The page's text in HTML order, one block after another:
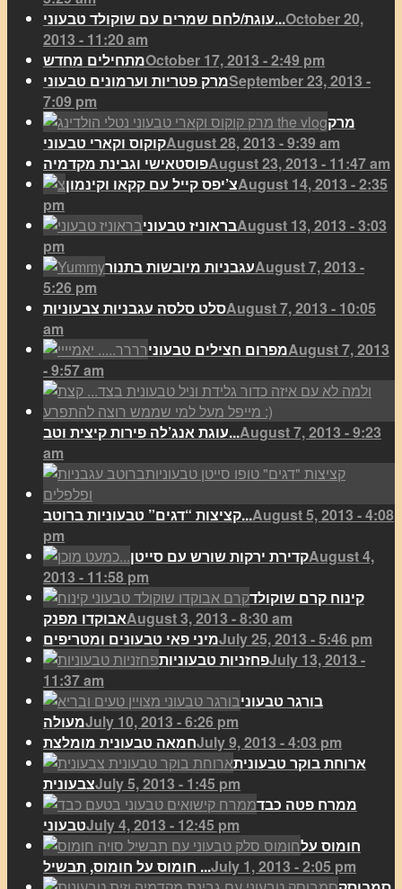
עוגת/לחם שמרים עם שוקולד טבעוני...October 20,
2013 - 11:20 am
מתחילים מחדשOctober 17, 2013 - 2:49 pm
מרק פטריות וערמונים טבעוניSeptember 23, 2013 -
7:09 pm
מרק
קוקוס וקארי טבעוניAugust 28, 2013 - 9:39 am
פוסטאישי וגבינת מקדמיהAugust 23, 2013 - 11:47 am
צ’יפס קייל עם קקאו וקינמוןAugust 14, 2013 - 2:35
pm
בראוניז טבעוניAugust 13, 2013 - 3:03
pm
עגבניות מיובשות בתנורAugust 7, 2013 -
5:26 pm
סלט סלסה עגבניות צבעוניותAugust 7, 2013 - 10:05
am
מפרום חצילים טבעוניAugust 7, 2013
- 9:57 am
עוגת אנג’לה פירות קיצית וטב...August 7, 2013 - 9:23
am
קציצות “דגים” טבעוניות ברוטב...August 5, 2013 - 4:08
pm
קדירת ירקות שורש עם סייטןAugust 4,
2013 - 11:58 pm
קינוח קרם שוקולד
אבוקדו מפנקAugust 3, 2013 - 8:30 am
מיני פאי טבעונים ומטריפיםJuly 25, 2013 - 5:46 pm
פחזניות טבעוניותJuly 13, 2013 -
11:37 am
בורגר טבעוני
מעולהJuly 10, 2013 - 6:26 pm
חמאה טבעונית מומלצתJuly 9, 2013 - 4:03 pm
ארוחת בוקר טבעונית
צבעוניתJuly 5, 2013 - 1:45 pm
ממרח פטה כבד
טבעוניJuly 4, 2013 - 12:45 pm
חומוס על
חומוס על חומוס, תבשיל ...July 1, 2013 - 2:05 pm